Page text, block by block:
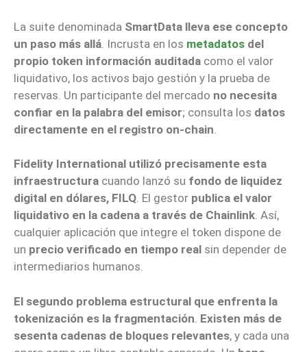
La suite denominada SmartData lleva ese concepto
un paso más allá . Incrusta en los metadatos del
propio token información auditada como el valor
liquidativo, los activos bajo gestión y la prueba de
reservas. Un participante del mercado no necesita
confiar en la palabra del emisor; consulta los datos
directamente en el registro on-chain
Fidelity International utilizó precisamente esta
infraestructura cuando lanzó su fondo de liquidez
digital en dólares, FILQ. El gestor publica el valor
liquidativo en la cadena a través de Chainlink. Así,
cualquier aplicación que integre el token dispone de
un precio verificado en tiempo real sin depender de
intermediarios humanos.
El segundo problema estructural que enfrenta la
tokenización es la fragmentación Existen más de
sesenta cadenas de bloques relevantes, y cada una